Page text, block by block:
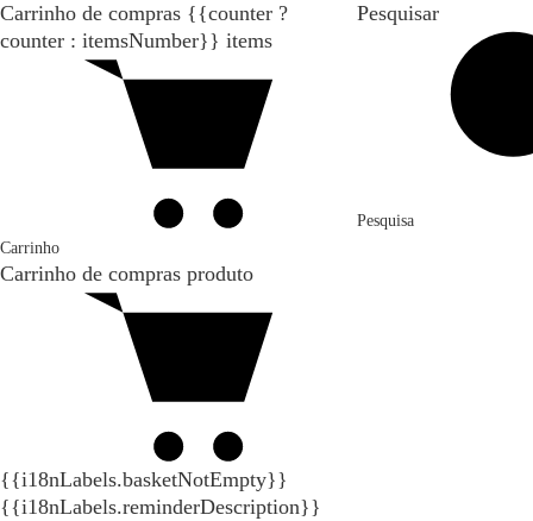
Carrinho de compras {{counter ?
counter : itemsNumber}} items
Carrinho
Carrinho de compras produto
{{i18nLabels.basketNotEmpty}}
{{i18nLabels.reminderDescription}}
Pesquisar
Pesquisa